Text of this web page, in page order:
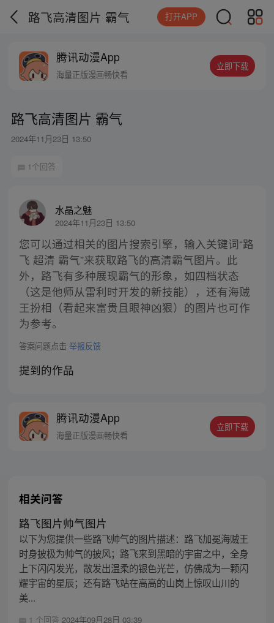
路飞高清图片 霸气 打开APP
腾讯动漫App
海量正版漫画畅快看
立即下载
路飞高清图片 霸气
2024年11月23日 13:50
1个回答
水晶之魅
2024年11月23日 13:50
您可以通过相关的图片搜索引擎，输入关键词“路
飞 超清 霸气”来获取路飞的高清霸气图片。此
外，路飞有多种展现霸气的形象，如四档状态
（这是他师从雷利时开发的新技能），还有海贼
王扮相（看起来富贵且眼神凶狠）的图片也可作
为参考。
答案问题点击 举报反馈
提到的作品
腾讯动漫App
海量正版漫画畅快看
立即下载
相关问答
路飞图片帅气图片
以下为您提供一些路飞帅气的图片描述：路飞加冕海贼王
时身披极为帅气的披风；路飞来到黑暗的宇宙之中，全身
上下闪闪发光，散发出温柔的银色光芒，仿佛成为一颗闪
耀宇宙的星辰；还有路飞站在高高的山岗上惊叹山川的
美...
1 个回答 2024年09月28日 03:39